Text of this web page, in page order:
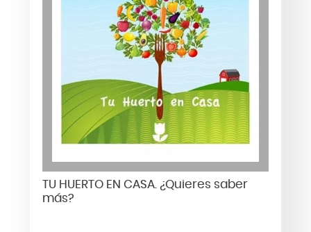
TU HUERTO EN CASA. ¿Quieres saber
más?